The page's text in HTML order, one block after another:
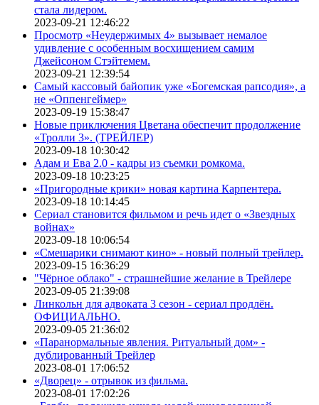
стала лидером.
2023-09-21 12:46:22
Просмотр «Неудержимых 4» вызывает немалое
удивление с особенным восхищением самим
Джейсоном Стэйтемем.
2023-09-21 12:39:54
Самый кассовый байопик уже «Богемская рапсодия», а
не «Оппенгеймер»
2023-09-19 15:38:47
Новые приключения Цветана обеспечит продолжение
«Тролли 3». (ТРЕЙЛЕР)
2023-09-18 10:30:42
Адам и Ева 2.0 - кадры из съемки ромкома.
2023-09-18 10:23:25
«Пригородные крики» новая картина Карпентера.
2023-09-18 10:14:45
Сериал становится фильмом и речь идет о «Звездных
войнах»
2023-09-18 10:06:54
«Смешарики снимают кино» - новый полный трейлер.
2023-09-15 16:36:29
"Чёрное облако" - страшнейшие желание в Трейлере
2023-09-05 21:39:08
Линкольн для адвоката 3 сезон - сериал продлён.
ОФИЦИАЛЬНО.
2023-09-05 21:36:02
«Паранормальные явления. Ритуальный дом» -
дублированный Трейлер
2023-08-01 17:06:52
«Дворец» - отрывок из фильма.
2023-08-01 17:02:26